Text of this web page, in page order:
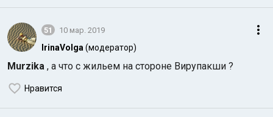
51 10 мар. 2019
IrinaVolga (модератор)
Murzika , а что с жильем на стороне Вирупакши ?
Нравится